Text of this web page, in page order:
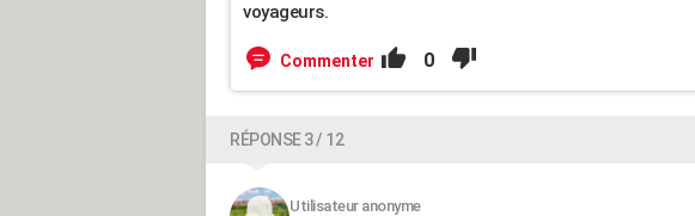
voyageurs.
Commenter 0
RÉPONSE 3 / 12
Utilisateur anonyme